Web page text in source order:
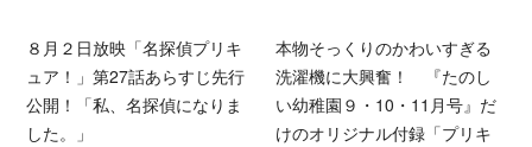
８月２日放映「名探偵プリキ
ュア！」第27話あらすじ先行
公開！「私、名探偵になりま
した。」
本物そっくりのかわいすぎる
洗濯機に大興奮！ 『たのし
い幼稚園９・10・11月号』だ
けのオリジナル付録「プリキ